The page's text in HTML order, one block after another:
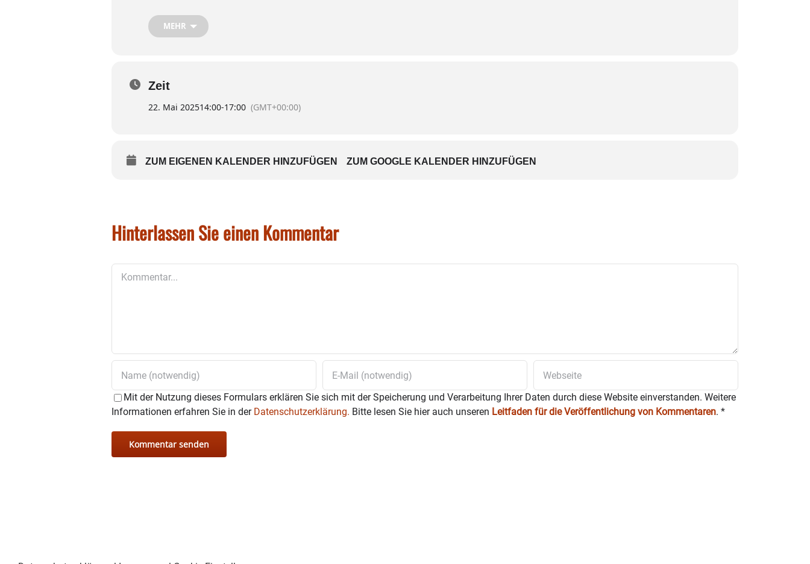
MEHR
Zeit
22. Mai 202514:00-17:00 (GMT+00:00)
ZUM EIGENEN KALENDER HINZUFÜGEN ZUM GOOGLE KALENDER HINZUFÜGEN
Hinterlassen Sie einen Kommentar
Mit der Nutzung dieses Formulars erklären Sie sich mit der Speicherung und Verarbeitung Ihrer Daten durch diese Website einverstanden. Weitere
Informationen erfahren Sie in der Datenschutzerklärung. Bitte lesen Sie hier auch unseren Leitfaden für die Veröffentlichung von Kommentaren. *